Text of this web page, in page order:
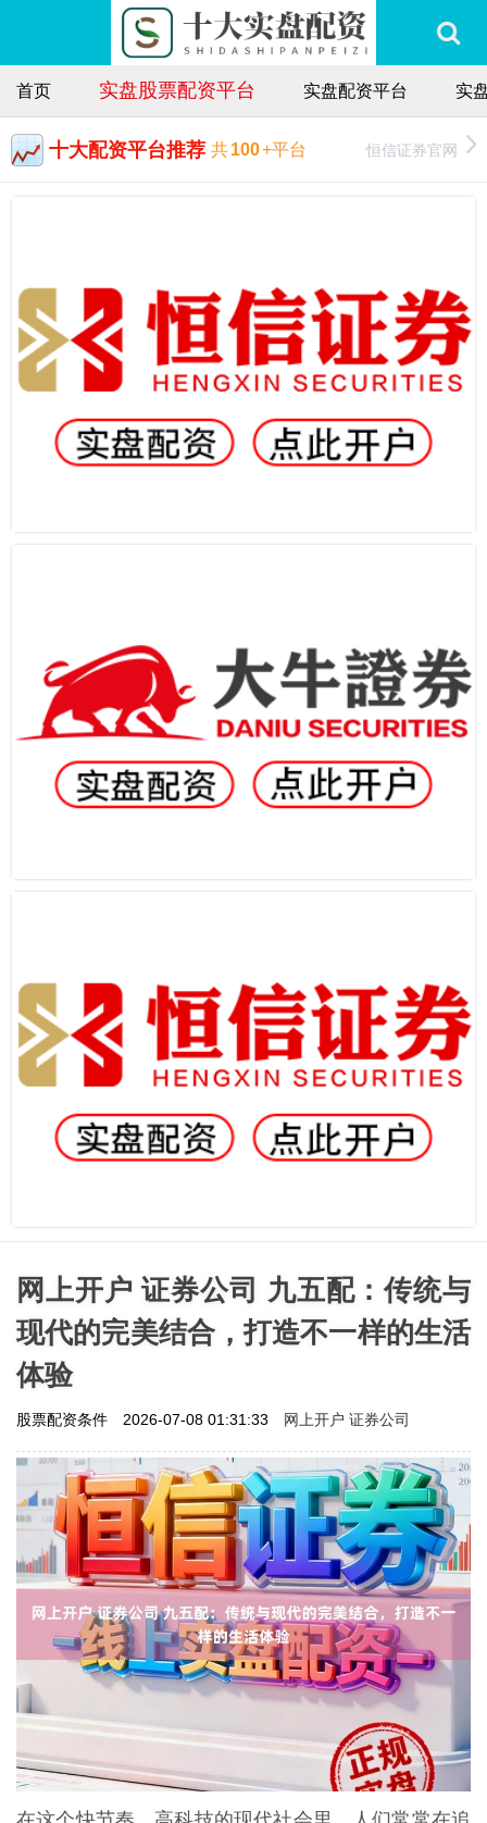
首页 实盘股票配资平台 实盘配资平台 实
十大配资平台推荐 共100+平台 恒信证券官网
网上开户 证券公司 九五配：传统与
现代的完美结合，打造不一样的生活
体验
股票配资条件 2026-07-08 01:31:33 网上开户 证券公司